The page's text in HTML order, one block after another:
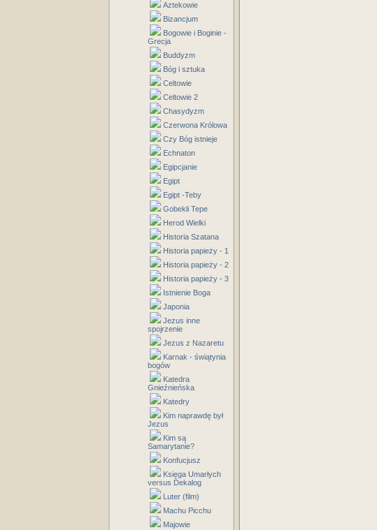
Aztekowie
Bizancjum
Bogowie i Boginie -
Grecja
Buddyzm
Bóg i sztuka
Celtowie
Celtowie 2
Chasydyzm
Czerwona Królowa
Czy Bóg istnieje
Echnaton
Egipcjanie
Egipt
Egipt -Teby
Gobekli Tepe
Herod Wielki
Historia Szatana
Historia papieży - 1
Historia papieży - 2
Historia papieży - 3
Istnienie Boga
Japonia
Jezus inne
spojrzenie
Jezus z Nazaretu
Karnak - świątynia
bogów
Katedra
Gnieźnieńska
Katedry
Kim naprawdę był
Jezus
Kim są
Samarytanie?
Konfucjusz
Księga Umarłych
versus Dekalog
Luter (film)
Machu Picchu
Majowie